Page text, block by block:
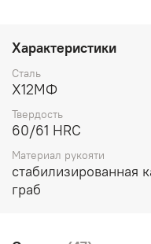
Характеристики
Сталь
Х12МФ
Твердость
60/61 HRC
Материал рукояти
стабилизированная
граб